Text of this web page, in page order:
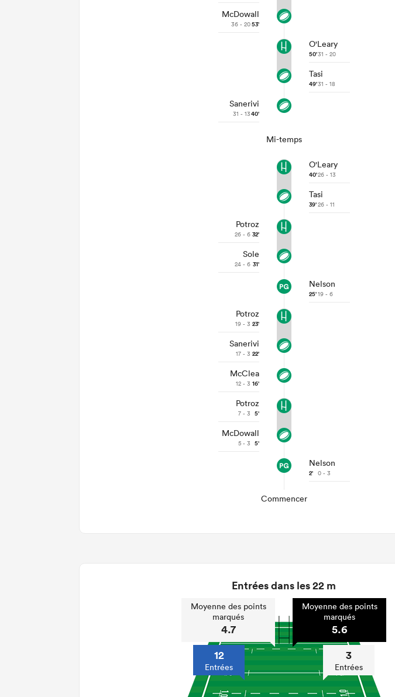
McDowall
36 - 2053'
O'Leary
50'31 - 20
Tasi
49'31 - 18
Sanerivi
31 - 1340'
Mi-temps
O'Leary
40'26 - 13
Tasi
39'26 - 11
Potroz
26 - 6 32'
Sole
24 - 6 31'
Nelson
25'19 - 6
Potroz
19 - 3 23'
Sanerivi
17 - 3 22'
McClea
12 - 3 16'
Potroz
7 - 3 5'
McDowall
5 - 3 5'
Nelson
2' 0 - 3
Commencer
Entrées dans les 22 m
Moyenne des points
marqués
4.7
12
Entrées
Moyenne des points
marqués
5.6
3
Entrées